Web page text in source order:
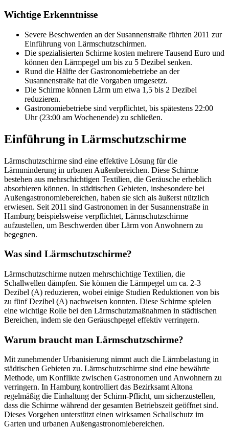
Wichtige Erkenntnisse
Severe Beschwerden an der Susannenstraße führten 2011 zur
Einführung von Lärmschutzschirmen.
Die spezialisierten Schirme kosten mehrere Tausend Euro und
können den Lärmpegel um bis zu 5 Dezibel senken.
Rund die Hälfte der Gastronomiebetriebe an der
Susannenstraße hat die Vorgaben umgesetzt.
Die Schirme können Lärm um etwa 1,5 bis 2 Dezibel
reduzieren.
Gastronomiebetriebe sind verpflichtet, bis spätestens 22:00
Uhr (23:00 am Wochenende) zu schließen.
Einführung in Lärmschutzschirme
Lärmschutzschirme sind eine effektive Lösung für die
Lärmminderung in urbanen Außenbereichen. Diese Schirme
bestehen aus mehrschichtigen Textilien, die Geräusche erheblich
absorbieren können. In städtischen Gebieten, insbesondere bei
Außengastronomiebereichen, haben sie sich als äußerst nützlich
erwiesen. Seit 2011 sind Gastronomen in der Susannenstraße in
Hamburg beispielsweise verpflichtet, Lärmschutzschirme
aufzustellen, um Beschwerden über Lärm von Anwohnern zu
begegnen.
Was sind Lärmschutzschirme?
Lärmschutzschirme nutzen mehrschichtige Textilien, die
Schallwellen dämpfen. Sie können die Lärmpegel um ca. 2-3
Dezibel (A) reduzieren, wobei einige Studien Reduktionen von bis
zu fünf Dezibel (A) nachweisen konnten. Diese Schirme spielen
eine wichtige Rolle bei den Lärmschutzmaßnahmen in städtischen
Bereichen, indem sie den Geräuschpegel effektiv verringern.
Warum braucht man Lärmschutzschirme?
Mit zunehmender Urbanisierung nimmt auch die Lärmbelastung in
städtischen Gebieten zu. Lärmschutzschirme sind eine bewährte
Methode, um Konflikte zwischen Gastronomen und Anwohnern zu
verringern. In Hamburg kontrolliert das Bezirksamt Altona
regelmäßig die Einhaltung der Schirm-Pflicht, um sicherzustellen,
dass die Schirme während der gesamten Betriebszeit geöffnet sind.
Dieses Vorgehen unterstützt einen wirksamen Schallschutz im
Garten und urbanen Außengastronomiebereichen.